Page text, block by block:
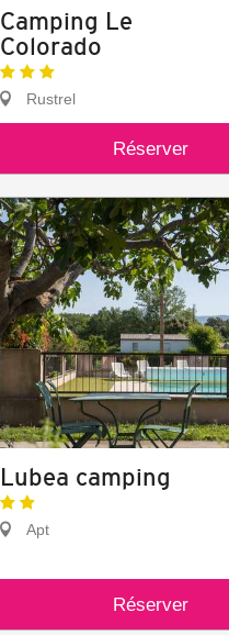
Camping Le
Colorado
Rustrel
Réserver
Lubea camping
Apt
Réserver